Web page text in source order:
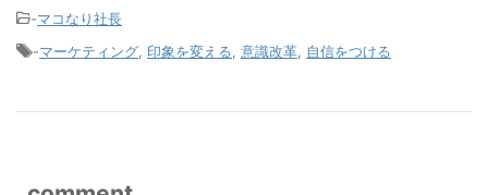
-マコなり社長
-マーケティング, 印象を変える, 意識改革, 自信をつける